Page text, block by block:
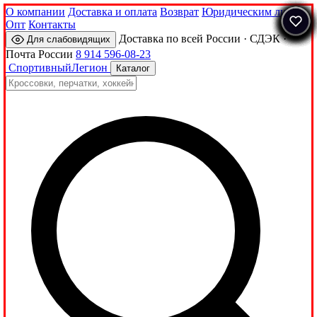
О компании Доставка и оплата Возврат Юридическим лицам
Опт Контакты
Для слабовидящих
Доставка по всей России · СДЭК ·
Почта России 8 914 596-08-23
СпортивныйЛегион Каталог